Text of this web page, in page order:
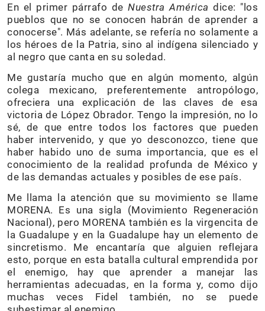
En el primer párrafo de Nuestra América dice: "los
pueblos que no se conocen habrán de aprender a
conocerse". Más adelante, se refería no solamente a
los héroes de la Patria, sino al indígena silenciado y
al negro que canta en su soledad.
Me gustaría mucho que en algún momento, algún
colega mexicano, preferentemente antropólogo,
ofreciera una explicación de las claves de esa
victoria de López Obrador. Tengo la impresión, no lo
sé, de que entre todos los factores que pueden
haber intervenido, y que yo desconozco, tiene que
haber habido uno de suma importancia, que es el
conocimiento de la realidad profunda de México y
de las demandas actuales y posibles de ese país.
Me llama la atención que su movimiento se llame
MORENA. Es una sigla (Movimiento Regeneración
Nacional), pero MORENA también es la virgencita de
la Guadalupe y en la Guadalupe hay un elemento de
sincretismo. Me encantaría que alguien reflejara
esto, porque en esta batalla cultural emprendida por
el enemigo, hay que aprender a manejar las
herramientas adecuadas, en la forma y, como dijo
muchas veces Fidel también, no se puede